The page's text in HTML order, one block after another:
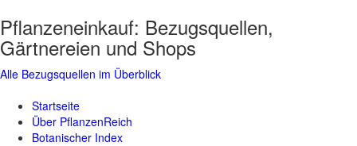
Pflanzeneinkauf: Bezugsquellen,
Gärtnereien und Shops
Alle Bezugsquellen im Überblick
Startseite
Über PflanzenReich
Botanischer Index